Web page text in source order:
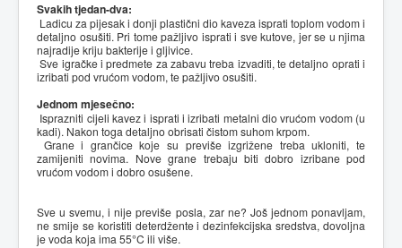
Svakih tjedan-dva:
Ladicu za pijesak i donji plastični dio kaveza isprati toplom vodom i
detaljno osušiti. Pri tome pažljivo isprati i sve kutove, jer se u njima
najradije kriju bakterije i gljivice.
Sve igračke i predmete za zabavu treba izvaditi, te detaljno oprati i
izribati pod vrućom vodom, te pažljivo osušiti.
Jednom mjesečno:
Isprazniti cijeli kavez i isprati i izribati metalni dio vrućom vodom (u
kadi). Nakon toga detaljno obrisati čistom suhom krpom.
Grane i grančice koje su previše izgrižene treba ukloniti, te
zamijeniti novima. Nove grane trebaju biti dobro izribane pod
vrućom vodom i dobro osušene.
Sve u svemu, i nije previše posla, zar ne? Još jednom ponavljam,
ne smije se koristiti deterdžente i dezinfekcijska sredstva, dovoljna
je voda koja ima 55°C ili više.